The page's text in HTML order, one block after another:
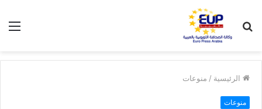
عن
الرئيسية / منوعات
منوعات